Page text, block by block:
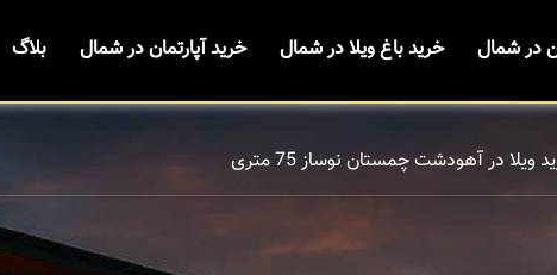
در شمال خرید باغ ویلا در شمال خرید آپارتمان در شمال بلاگ
ویلا در آهودشت چمستان نوساز 75 متری